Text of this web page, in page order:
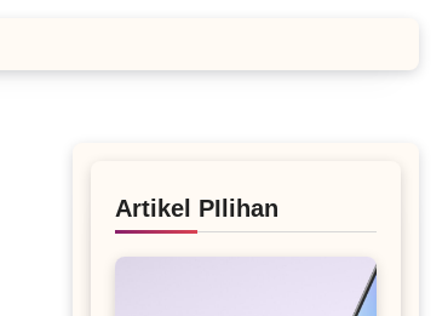
Artikel PIlihan